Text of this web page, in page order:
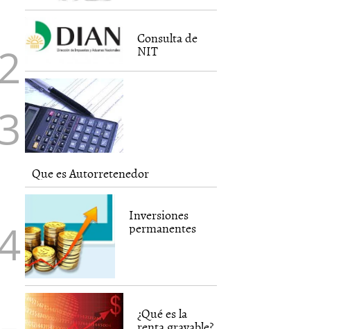
Consulta de
NIT
Que es Autorretenedor
Inversiones
permanentes
¿Qué es la